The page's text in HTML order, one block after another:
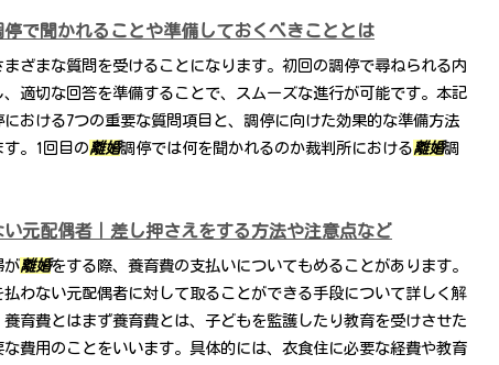
停で聞かれることや準備しておくべきこととは
ざまな質問を受けることになります。初回の調停で尋ねられる内
適切な回答を準備することで、スムーズな進行が可能です。本記
における7つの重要な質問項目と、調停に向けた効果的な準備方法
。1回目の離婚調停では何を聞かれるのか裁判所における離婚調
元配偶者｜差し押さえをする方法や注意点など
が離婚をする際、養育費の支払いについてもめることがあります。
わない元配偶者に対して取ることができる手段について詳しく解
育費とはまず養育費とは、子どもを監護したり教育を受けさせた
な費用のことをいいます。具体的には、衣食住に必要な経費や教育